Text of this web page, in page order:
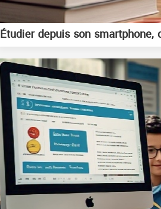
Étudier depuis son smartphone,